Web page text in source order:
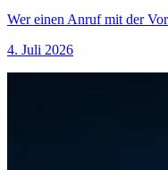
Wer einen Anruf mit der
4. Juli 2026